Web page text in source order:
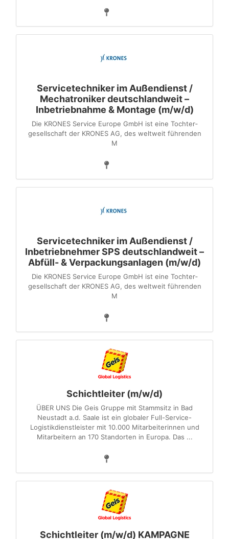
Servicetechniker im Außendienst /
Mechatroniker deutschlandweit –
Inbetriebnahme & Montage (m/w/d)
Die KRONES Service Europe GmbH ist eine Tochter­
gesellschaft der KRONES AG, des weltweit führenden
M
Servicetechniker im Außendienst /
Inbetriebnehmer SPS deutschlandweit –
Abfüll- & Verpackungsanlagen (m/w/d)
Die KRONES Service Europe GmbH ist eine Tochter­
gesellschaft der KRONES AG, des weltweit führenden
M
Schichtleiter (m/w/d)
ÜBER UNS Die Geis Gruppe mit Stammsitz in Bad
Neustadt a.d. Saale ist ein globaler Full-Service-
Logistikdienstleister mit 10.000 Mitarbeiterinnen und
Mitarbeitern an 170 Standorten in Europa. Das ...
Schichtleiter (m/w/d) KAMPAGNE